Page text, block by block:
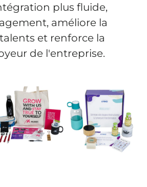
plus fluide,
améliore la
et renforce la
de l'entreprise.